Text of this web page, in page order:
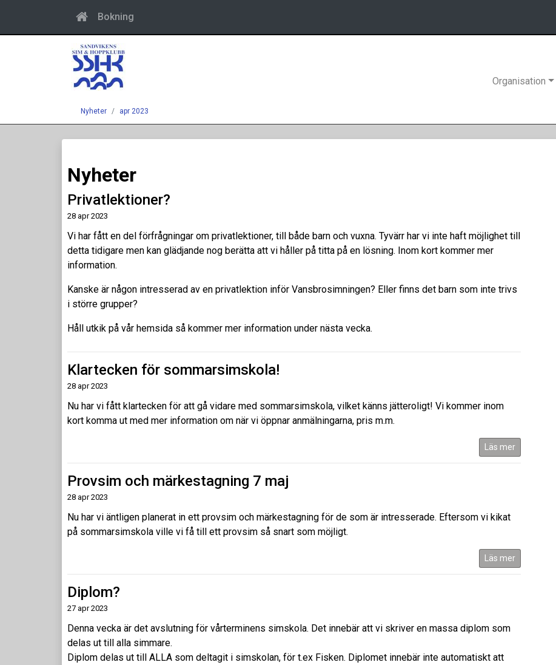
Bokning
Organisation
Nyheter apr 2023
Nyheter
Privatlektioner?
28 apr 2023
Vi har fått en del förfrågningar om privatlektioner, till både barn och vuxna. Tyvärr har vi inte haft möjlighet till
detta tidigare men kan glädjande nog berätta att vi håller på titta på en lösning. Inom kort kommer mer
information.
Kanske är någon intresserad av en privatlektion inför Vansbrosimningen? Eller finns det barn som inte trivs
i större grupper?
Håll utkik på vår hemsida så kommer mer information under nästa vecka.
Klartecken för sommarsimskola!
28 apr 2023
Nu har vi fått klartecken för att gå vidare med sommarsimskola, vilket känns jätteroligt! Vi kommer inom
kort komma ut med mer information om när vi öppnar anmälningarna, pris m.m.
Läs mer
Provsim och märkestagning 7 maj
28 apr 2023
Nu har vi äntligen planerat in ett provsim och märkestagning för de som är intresserade. Eftersom vi kikat
på sommarsimskola ville vi få till ett provsim så snart som möjligt.
Läs mer
Diplom?
27 apr 2023
Denna vecka är det avslutning för vårterminens simskola. Det innebär att vi skriver en massa diplom som
delas ut till alla simmare.
Diplom delas ut till ALLA som deltagit i simskolan, för t.ex Fisken. Diplomet innebär inte automatiskt att